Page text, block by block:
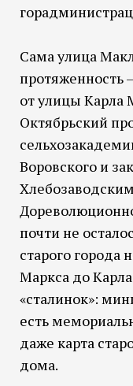
Сама улица
протяженность
от улицы Карла
Октябрьский
Воровского и
почти не
старого города
Маркса до
«сталинок»:
есть
даже карта
дома.